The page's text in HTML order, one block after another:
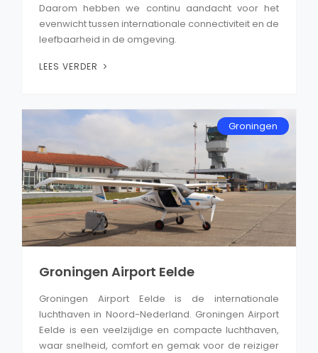
Daarom hebben we continu aandacht voor het
evenwicht tussen internationale connectiviteit en de
leefbaarheid in de omgeving.
LEES VERDER
Groningen
Groningen Airport Eelde
Groningen Airport Eelde is de internationale
luchthaven in Noord-Nederland. Groningen Airport
Eelde is een veelzijdige en compacte luchthaven,
waar snelheid, comfort en gemak voor de reiziger